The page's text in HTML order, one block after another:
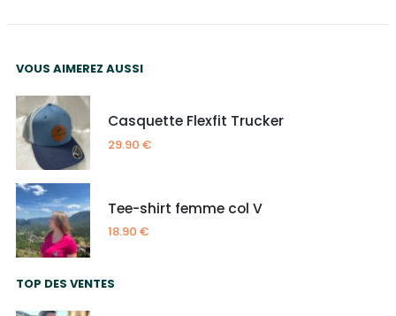
VOUS AIMEREZ AUSSI
Casquette Flexfit Trucker
29.90 €
Tee-shirt femme col V
18.90 €
TOP DES VENTES